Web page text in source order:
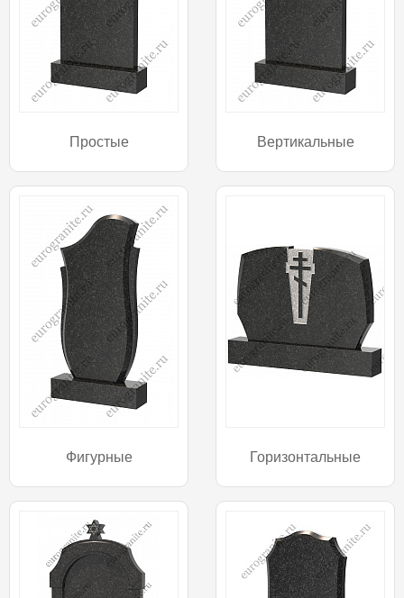
Простые Вертикальные
Фигурные Горизонтальные